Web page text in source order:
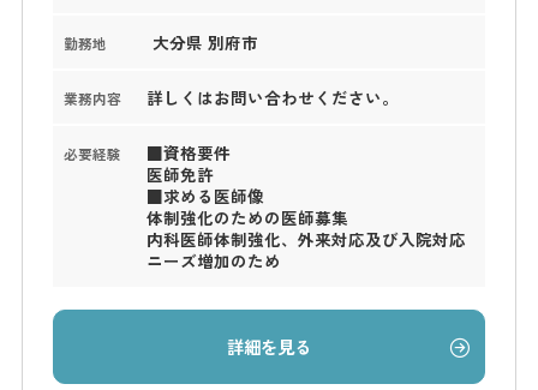
勤務地 大分県 別府市
業務内容 詳しくはお問い合わせください。
必要経験
■資格要件
医師免許
■求める医師像
体制強化のための医師募集
内科医師体制強化、外来対応及び入院対応
ニーズ増加のため
詳細を見る